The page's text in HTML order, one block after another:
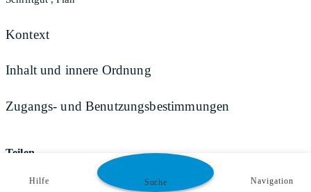
Kontext
Inhalt und innere Ordnung
Zugangs- und Benutzungsbestimmungen
Teilen
Hilfe Suche Navigation